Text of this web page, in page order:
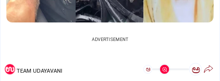
ADVERTISEMENT
TEAM UDAYAVANI ಅ ಅ